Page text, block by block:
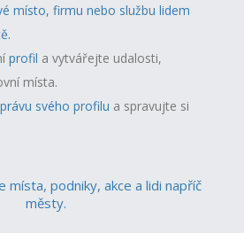
místo, firmu nebo službu lidem
profil a vytvářejte udalosti,
místa.
svého profilu a spravujte si
místa, podniky, akce a lidi napříč
městy.